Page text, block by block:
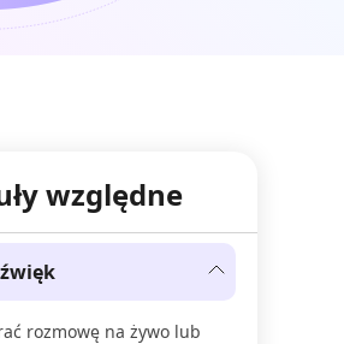
względne
rozmowę na żywo lub